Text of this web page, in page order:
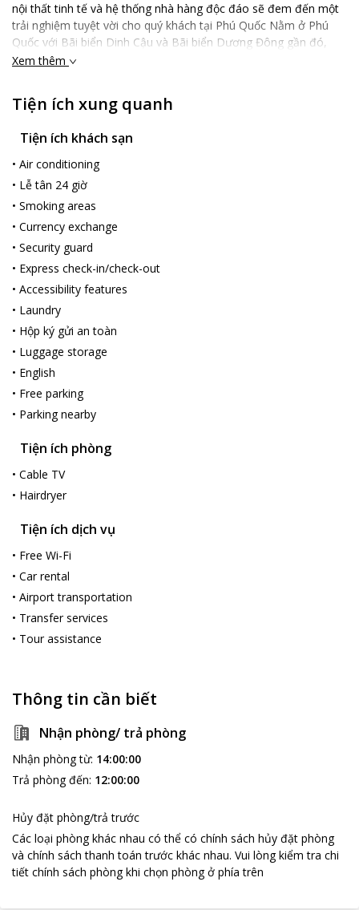
nội thất tinh tế và hệ thống nhà hàng độc đáo sẽ đem đến một
trải nghiệm tuyệt vời cho quý khách tại Phú Quốc Nằm ở Phú
Quốc với Bãi biển Dinh Cậu và Bãi biển Dương Đông gần đó,
Thuận Hải Hotel Phú Quốc - by Bay Luxury cung cấp chỗ nghỉ
km và công viên giải trí Vinpear Land Phú Quốc cách đó 21 km.
hình phẳng. Các điểm tham quan nổi tiếng gần căn hộ bao gồm
chùa Sùng Hưng, Chợ đêm Phú Quốc và Dinh Cậu. Sân bay gần
nhất là Sân bay Quốc tế Phú Quốc, cách Thuận Hải Hotel Phú
Quốc - by Bay Luxury 6 km.
Xem thêm
Tiện ích xung quanh
Tiện ích khách sạn
• Air conditioning
• Lễ tân 24 giờ
• Smoking areas
• Currency exchange
• Security guard
• Express check-in/check-out
• Accessibility features
• Laundry
• Hộp ký gửi an toàn
• Luggage storage
• English
• Free parking
• Parking nearby
Tiện ích phòng
• Cable TV
• Hairdryer
Tiện ích dịch vụ
• Free Wi-Fi
• Car rental
• Airport transportation
• Transfer services
• Tour assistance
Thông tin cần biết
Nhận phòng/ trả phòng
Nhận phòng từ: 14:00:00
Trả phòng đến: 12:00:00
Hủy đặt phòng/trả trước
Các loại phòng khác nhau có thể có chính sách hủy đặt phòng
và chính sách thanh toán trước khác nhau. Vui lòng kiểm tra chi
tiết chính sách phòng khi chọn phòng ở phía trên